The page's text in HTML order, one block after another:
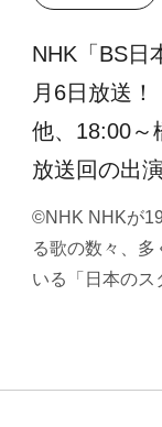
NHK「BS日
月6日放送
他、18:00
放送回の出
©NHK NHKが
る歌の数々、
いる「日本の